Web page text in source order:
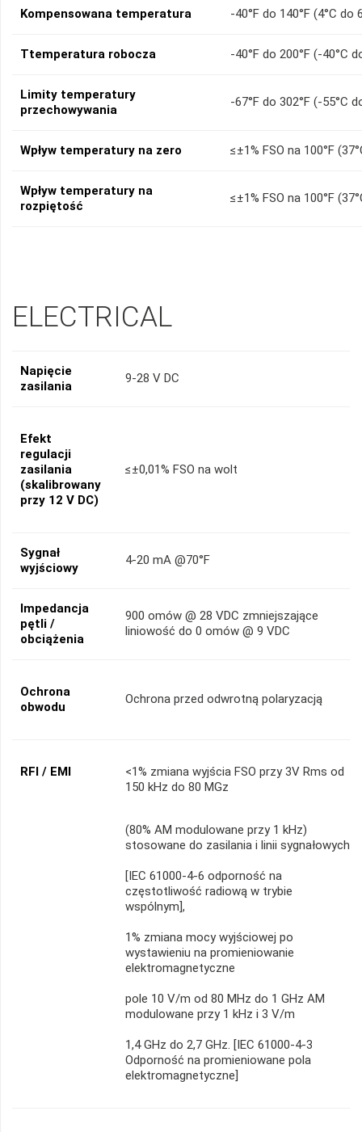
Kompensowana temperatura -40°F do 140°F (4°C do
Ttemperatura robocza -40°F do 200°F (-40°C
Limity temperatury
przechowywania
-67°F do 302°F (-55°C
Wpływ temperatury na zero ≤±1% FSO na 100°F
Wpływ temperatury na
rozpiętość
≤±1% FSO na 100°F
ELECTRICAL
Napięcie
zasilania
9-28 V DC
Efekt
regulacji
zasilania
(skalibrowany
przy 12 V DC)
≤±0,01% FSO na wolt
Sygnał
wyjściowy
4-20 mA @70°F
Impedancja
pętli /
obciążenia
900 omów @ 28 VDC zmniejszające
liniowość do 0 omów @ 9 VDC
Ochrona
obwodu
Ochrona przed odwrotną polaryzacją
RFI / EMI
<1% zmiana wyjścia FSO przy 3V Rms od
150 kHz do 80 MGz
(80% AM modulowane przy 1 kHz)
stosowane do zasilania i linii sygnałowych
[IEC 61000-4-6 odporność na
częstotliwość radiową w trybie
wspólnym],
1% zmiana mocy wyjściowej po
wystawieniu na promieniowanie
elektromagnetyczne
pole 10 V/m od 80 MHz do 1 GHz AM
modulowane przy 1 kHz i 3 V/m
1,4 GHz do 2,7 GHz. [IEC 61000-4-3
Odporność na promieniowane pola
elektromagnetyczne]